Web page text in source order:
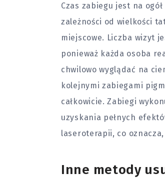
Czas zabiegu jest na
zależności od wielkości
miejscowe. Liczba wizyt
ponieważ każda osoba
chwilowo wyglądać na
kolejnymi zabiegami
całkowicie. Zabiegi
uzyskania pełnych
laseroterapii, co
Inne metody